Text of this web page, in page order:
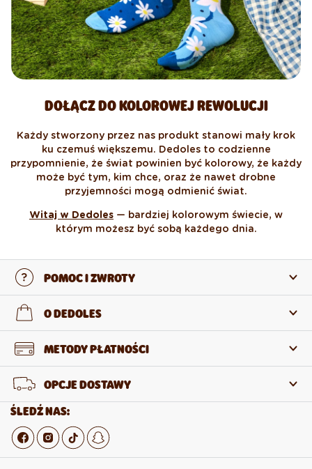
DOŁĄCZ DO KOLOROWEJ REWOLUCJI
Każdy stworzony przez nas produkt stanowi mały krok
ku czemuś większemu. Dedoles to codzienne
przypomnienie, że świat powinien być kolorowy, że każdy
może być tym, kim chce, oraz że nawet drobne
przyjemności mogą odmienić świat.
Witaj w Dedoles — bardziej kolorowym świecie, w
którym możesz być sobą każdego dnia.
POMOC I ZWROTY
Skontaktuj się z nami
Zwroty i reklamacje
Odstąpienie od umowy
O DEDOLES
O nas
Sprzedaż hurtowa
METODY PŁATNOŚCI
OPCJE DOSTAWY
ŚLEDŹ NAS: